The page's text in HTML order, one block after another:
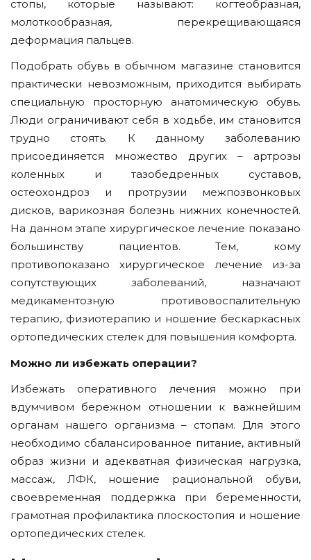
стопы, которые называют: когтеобразная,
молоткообразная, перекрещивающаяся
деформация пальцев.
Подобрать обувь в обычном магазине становится
практически невозможным, приходится выбирать
специальную просторную анатомическую обувь.
Люди ограничивают себя в ходьбе, им становится
трудно стоять. К данному заболеванию
присоединяется множество других – артрозы
коленных и тазобедренных суставов,
остеохондроз и протрузии межпозвонковых
дисков, варикозная болезнь нижних конечностей.
На данном этапе хирургическое лечение показано
большинству пациентов. Тем, кому
противопоказано хирургическое лечение из-за
сопутствующих заболеваний, назначают
медикаментозную противовоспалительную
терапию, физиотерапию и ношение бескаркасных
ортопедических стелек для повышения комфорта.
Можно ли избежать операции?
Избежать оперативного лечения можно при
вдумчивом бережном отношении к важнейшим
органам нашего организма – стопам. Для этого
необходимо сбалансированное питание, активный
образ жизни и адекватная физическая нагрузка,
массаж, ЛФК, ношение рациональной обуви,
своевременная поддержка при беременности,
грамотная профилактика плоскостопия и ношение
ортопедических стелек.